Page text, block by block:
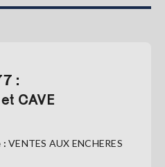
:
CAVE
: VENTES AUX ENCHERES